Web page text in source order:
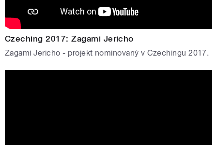
Czeching 2017: Zagami Jericho
Zagami Jericho - projekt nominovaný v Czechingu 2017.